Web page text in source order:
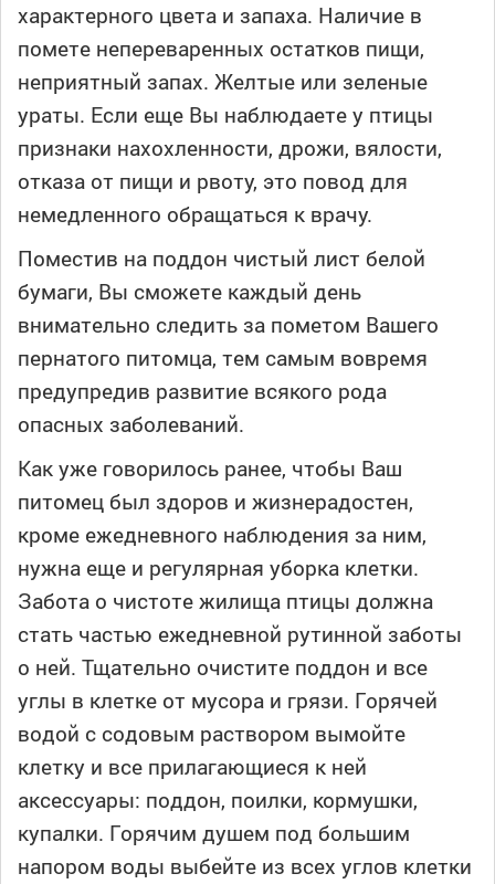
характерного цвета и запаха. Наличие в
помете непереваренных остатков пищи,
неприятный запах. Желтые или зеленые
ураты. Если еще Вы наблюдаете у птицы
признаки нахохленности, дрожи, вялости,
отказа от пищи и рвоту, это повод для
немедленного обращаться к врачу.
Поместив на поддон чистый лист белой
бумаги, Вы сможете каждый день
внимательно следить за пометом Вашего
пернатого питомца, тем самым вовремя
предупредив развитие всякого рода
опасных заболеваний.
Как уже говорилось ранее, чтобы Ваш
питомец был здоров и жизнерадостен,
кроме ежедневного наблюдения за ним,
нужна еще и регулярная уборка клетки.
Забота о чистоте жилища птицы должна
стать частью ежедневной рутинной заботы
о ней. Тщательно очистите поддон и все
углы в клетке от мусора и грязи. Горячей
водой с содовым раствором вымойте
клетку и все прилагающиеся к ней
аксессуары: поддон, поилки, кормушки,
купалки. Горячим душем под большим
напором воды выбейте из всех углов клетки